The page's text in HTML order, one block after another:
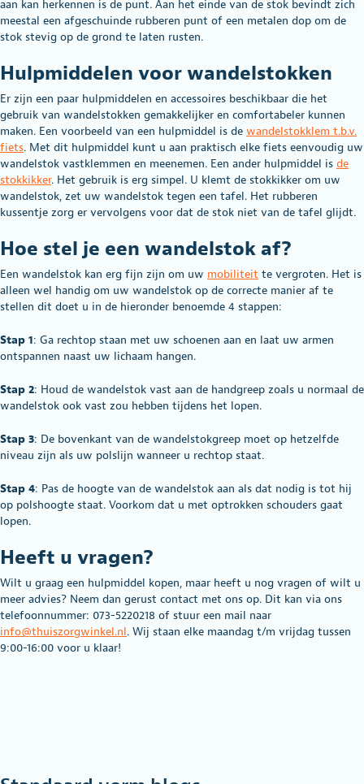
aan kan herkennen is de punt. Aan het einde van de stok bevindt zich
meestal een afgeschuinde rubberen punt of een metalen dop om de
stok stevig op de grond te laten rusten.
Hulpmiddelen voor wandelstokken
Er zijn een paar hulpmiddelen en accessoires beschikbaar die het
gebruik van wandelstokken gemakkelijker en comfortabeler kunnen
maken. Een voorbeeld van een hulpmiddel is de wandelstokklem t.b.v.
fiets. Met dit hulpmiddel kunt u aan praktisch elke fiets eenvoudig uw
wandelstok vastklemmen en meenemen. Een ander hulpmiddel is de
stokkikker. Het gebruik is erg simpel. U klemt de stokkikker om uw
wandelstok, zet uw wandelstok tegen een tafel. Het rubberen
kussentje zorg er vervolgens voor dat de stok niet van de tafel glijdt.
Hoe stel je een wandelstok af?
Een wandelstok kan erg fijn zijn om uw mobiliteit te vergroten. Het is
alleen wel handig om uw wandelstok op de correcte manier af te
stellen dit doet u in de hieronder benoemde 4 stappen:
Stap 1: Ga rechtop staan met uw schoenen aan en laat uw armen
ontspannen naast uw lichaam hangen.
Stap 2: Houd de wandelstok vast aan de handgreep zoals u normaal de
wandelstok ook vast zou hebben tijdens het lopen.
Stap 3: De bovenkant van de wandelstokgreep moet op hetzelfde
niveau zijn als uw polslijn wanneer u rechtop staat.
Stap 4: Pas de hoogte van de wandelstok aan als dat nodig is tot hij
op polshoogte staat. Voorkom dat u met optrokken schouders gaat
lopen.
Heeft u vragen?
Wilt u graag een hulpmiddel kopen, maar heeft u nog vragen of wilt u
meer advies? Neem dan gerust contact met ons op. Dit kan via ons
telefoonnummer: 073-5220218 of stuur een mail naar
info@thuiszorgwinkel.nl. Wij staan elke maandag t/m vrijdag tussen
9:00-16:00 voor u klaar!